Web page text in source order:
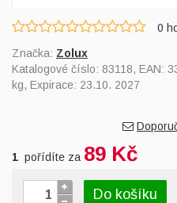
0
Značka: Zolux
Katalogové číslo: 83118, EAN:
kg, Expirace: 23.10. 2027
1 pořídíte za 89 Kč
Do košíku